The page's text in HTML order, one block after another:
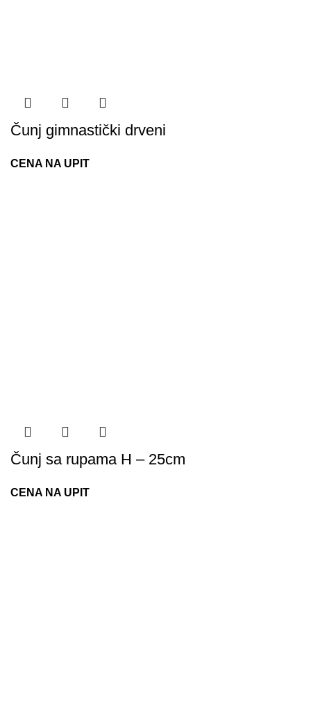
Čunj gimnastički drveni
CENA NA UPIT
Čunj sa rupama H – 25cm
CENA NA UPIT